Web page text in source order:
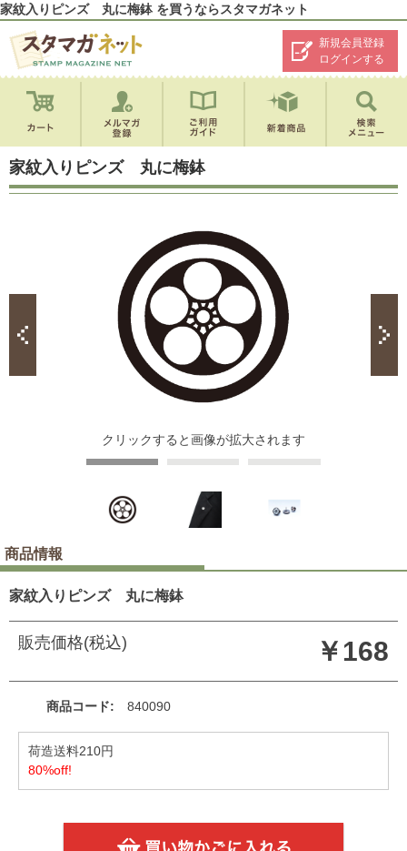
家紋入りピンズ 丸に梅鉢 を買うならスタマガネット
新規会員登録
ログインする
家紋入りピンズ 丸に梅鉢
クリックすると画像が拡大されます
商品情報
家紋入りピンズ 丸に梅鉢
販売価格(税込) ￥168
商品コード 840090
荷造送料210円
80%off!